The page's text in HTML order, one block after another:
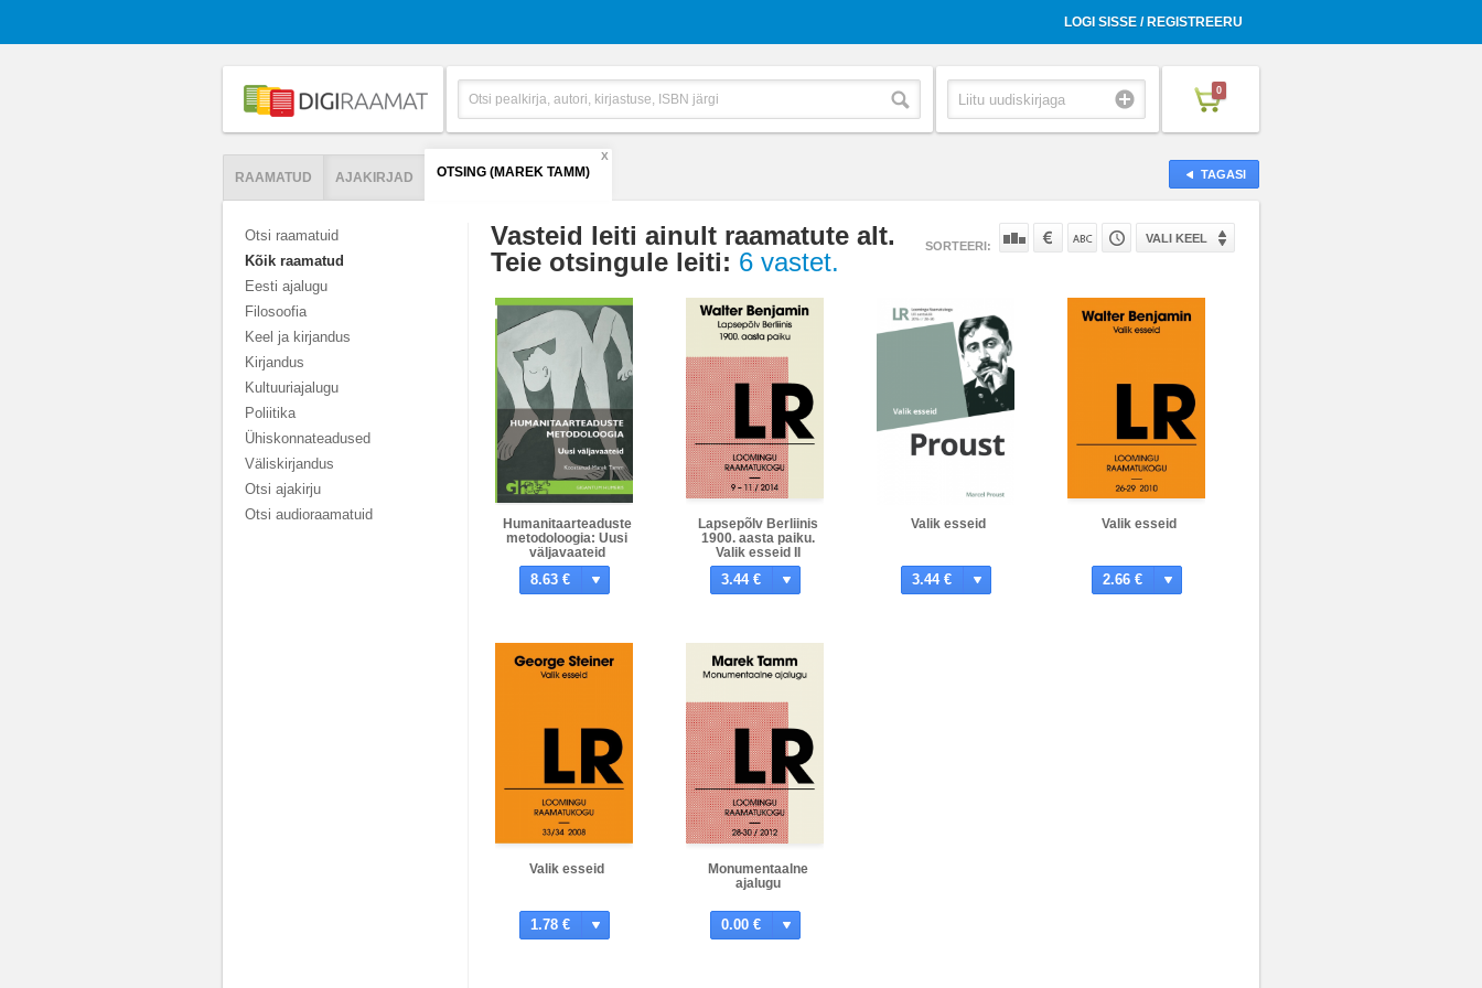
LOGI SISSE / REGISTREERU
0
TAGASI
RAAMATUD AJAKIRJAD OTSING (MAREK TAMM)
X
Otsi raamatuid
Kõik raamatud
Eesti ajalugu
Filosoofia
Keel ja kirjandus
Kirjandus
Kultuuriajalugu
Poliitika
Ühiskonnateadused
Väliskirjandus
Otsi ajakirju
Otsi audioraamatuid
Vasteid leiti ainult raamatute alt.
Teie otsingule leiti: 6 vastet.
SORTEERI:
VALI KEEL
Humanitaarteaduste
metodoloogia: Uusi
väljavaateid
8.63 €
Lapsepõlv Berliinis
1900. aasta paiku.
Valik esseid II
3.44 €
Valik esseid
3.44 €
Valik esseid
2.66 €
Valik esseid
1.78 €
Monumentaalne
ajalugu
0.00 €